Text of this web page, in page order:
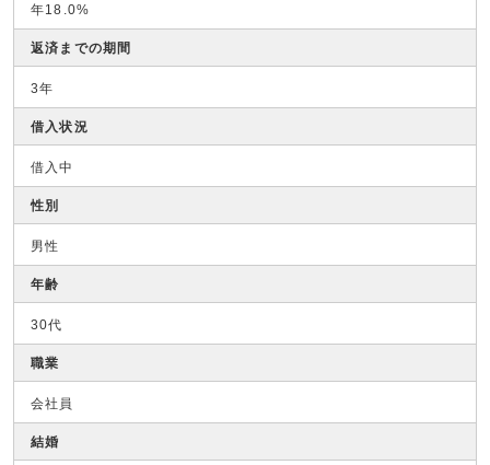
年18.0%
返済までの期間
3年
借入状況
借入中
性別
男性
年齢
30代
職業
会社員
結婚